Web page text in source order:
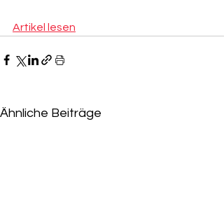
Artikel lesen
Ähnliche Beiträge